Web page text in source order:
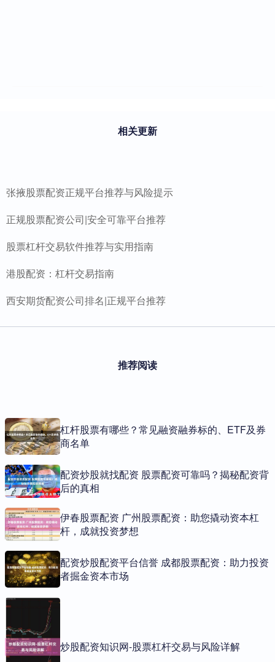
相关更新
张掖股票配资正规平台推荐与风险提示
正规股票配资公司|安全可靠平台推荐
股票杠杆交易软件推荐与实用指南
港股配资：杠杆交易指南
西安期货配资公司排名|正规平台推荐
推荐阅读
杠杆股票有哪些？常见融资融券标的、ETF及券
商名单
配资炒股就找配资 股票配资可靠吗？揭秘配资背
后的真相
伊春股票配资 广州股票配资：助您撬动资本杠
杆，成就投资梦想
配资炒股配资平台信誉 成都股票配资：助力投资
者掘金资本市场
炒股配资知识网-股票杠杆交易与风险详解